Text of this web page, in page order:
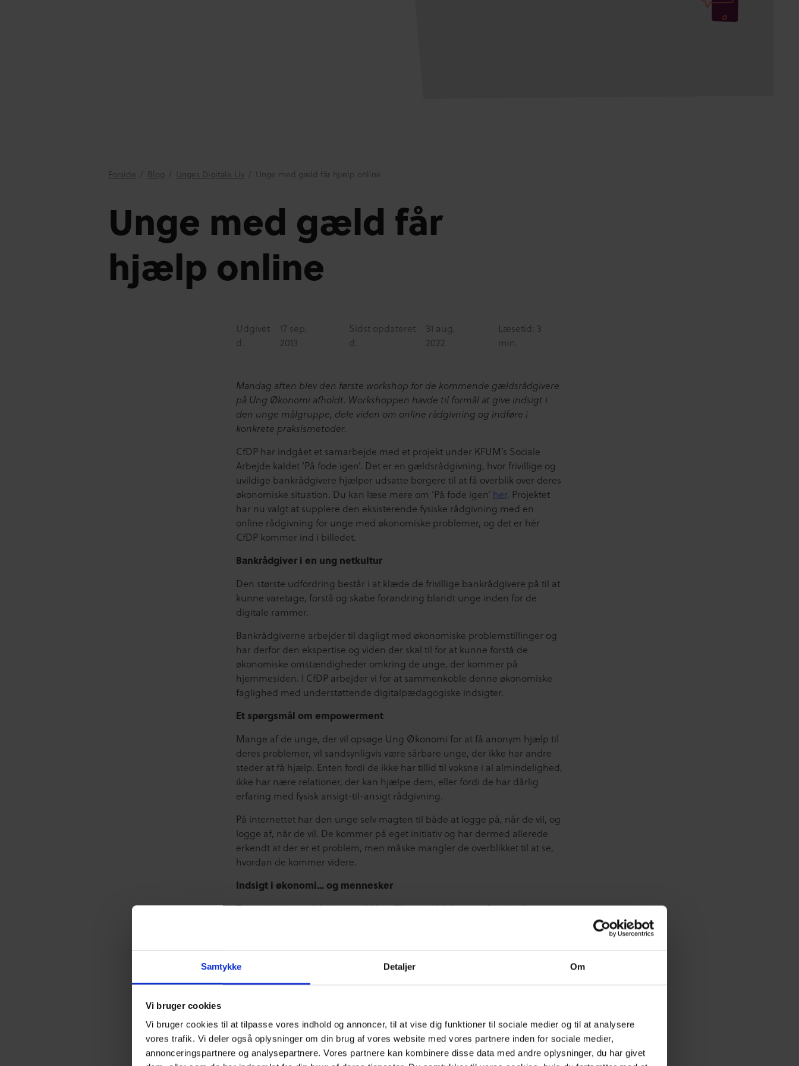
Samtykke Detaljer Om
Vi bruger cookies
Vi bruger cookies til at tilpasse vores indhold og annoncer, til at vise dig funktioner til sociale medier og til at analysere
vores trafik. Vi deler også oplysninger om din brug af vores website med vores partnere inden for sociale medier,
annonceringspartnere og analysepartnere. Vores partnere kan kombinere disse data med andre oplysninger, du har givet
Forside / Blog / Unges Digitale Liv / Unge med gæld får hjælp online
Unge med gæld får
hjælp online
Udgivet
d.
17 sep,
2013
Sidst opdateret
d.
31 aug,
2022
Læsetid: 3
min.
Mandag aften blev den første workshop for de kommende gældsrådgivere
på Ung Økonomi afholdt. Workshoppen havde til formål at give indsigt i
den unge målgruppe, dele viden om online rådgivning og indføre i
konkrete praksismetoder.
CfDP har indgået et samarbejde med et projekt under KFUM’s Sociale
Arbejde kaldet ‘På fode igen’. Det er en gældsrådgivning, hvor frivillige og
uvildige bankrådgivere hjælper udsatte borgere til at få overblik over deres
økonomiske situation. Du kan læse mere om ‘På fode igen’ her. Projektet
har nu valgt at supplere den eksisterende fysiske rådgivning med en
online rådgivning for unge med økonomiske problemer, og det er hér
CfDP kommer ind i billedet.
Bankrådgiver i en ung netkultur
Den største udfordring består i at klæde de frivillige bankrådgivere på til at
kunne varetage, forstå og skabe forandring blandt unge inden for de
digitale rammer.
Bankrådgiverne arbejder til dagligt med økonomiske problemstillinger og
har derfor den ekspertise og viden der skal til for at kunne forstå de
økonomiske omstændigheder omkring de unge, der kommer på
hjemmesiden. I CfDP arbejder vi for at sammenkoble denne økonomiske
faglighed med understøttende digitalpædagogiske indsigter.
Et spørgsmål om empowerment
Mange af de unge, der vil opsøge Ung Økonomi for at få anonym hjælp til
deres problemer, vil sandsynligvis være sårbare unge, der ikke har andre
steder at få hjælp. Enten fordi de ikke har tillid til voksne i al almindelighed,
ikke har nære relationer, der kan hjælpe dem, eller fordi de har dårlig
erfaring med fysisk ansigt-til-ansigt rådgivning.
På internettet har den unge selv magten til både at logge på, når de vil, og
logge af, når de vil. De kommer på eget initiativ og har dermed allerede
erkendt at der er et problem, men måske mangler de overblikket til at se,
hvordan de kommer videre.
Indsigt i økonomi… og mennesker
Det er vigtigt, at rådgiverne på Ung Økonomi både er professionelle
skabe reel forandring blandt de unge.
Allerede ved første workshop kunne vi heldigvis konstatere, at det er nogle
aldeles kompetente, men også nysgerrige og engagerede bankrådgivere,
forskel for nogen, der måske ikke har andre muligheder.
CfDP står for udvikling, design og implementering af projektets online